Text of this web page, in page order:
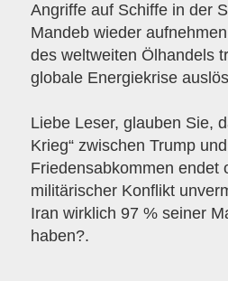
Angriffe auf Schiffe in der
Mandeb wieder
des weltweiten Ölhandels
globale Energiekrise
Liebe Leser, glauben Sie,
Krieg“ zwischen Trump
Friedensabkommen endet
militärischer Konflikt
Iran wirklich 97 % seiner
haben?.